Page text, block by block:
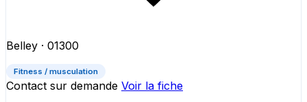
Belley · 01300
Fitness / musculation
Contact sur demande Voir la fiche